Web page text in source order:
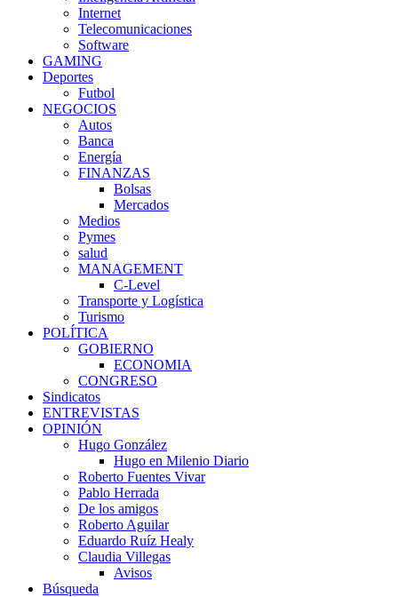
Internet
Telecomunicaciones
Software
GAMING
Deportes
Futbol
NEGOCIOS
Autos
Banca
Energía
FINANZAS
Bolsas
Mercados
Medios
Pymes
salud
MANAGEMENT
C-Level
Transporte y Logística
Turismo
POLÍTICA
GOBIERNO
ECONOMIA
CONGRESO
Sindicatos
ENTREVISTAS
OPINIÓN
Hugo González
Hugo en Milenio Diario
Roberto Fuentes Vivar
Pablo Herrada
De los amigos
Roberto Aguilar
Eduardo Ruíz Healy
Claudia Villegas
Avisos
Búsqueda